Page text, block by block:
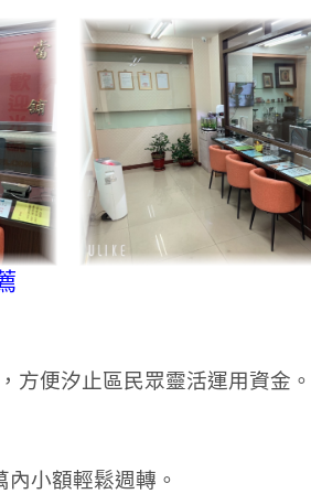
方便汐止區民眾靈活運用資金。
小額輕鬆週轉。